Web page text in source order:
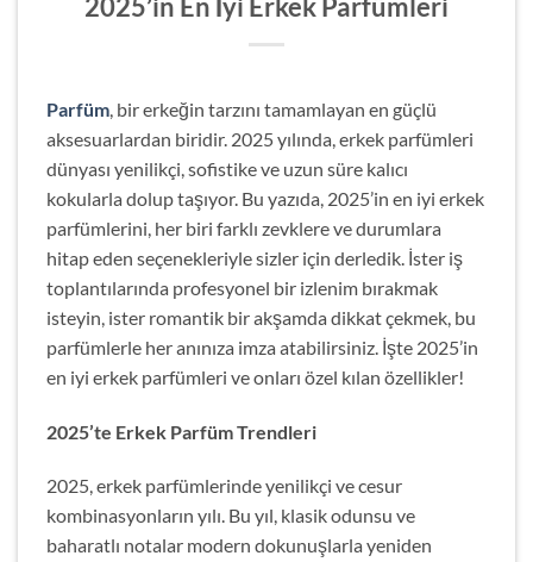
Parfüm , bir erkeğin tarzını tamamlayan en güçlü
aksesuarlardan biridir. 2025 yılında, erkek parfümleri
dünyası yenilikçi, sofistike ve uzun süre kalıcı
kokularla dolup taşıyor. Bu yazıda, 2025’in en iyi erkek
parfümlerini, her biri farklı zevklere ve durumlara
hitap eden seçenekleriyle sizler için derledik. İster iş
toplantılarında profesyonel bir izlenim bırakmak
isteyin, ister romantik bir akşamda dikkat çekmek, bu
parfümlerle her anınıza imza atabilirsiniz. İşte 2025’in
en iyi erkek parfümleri ve onları özel kılan özellikler!
2025’te Erkek Parfüm Trendleri
2025, erkek parfümlerinde yenilikçi ve cesur
kombinasyonların yılı. Bu yıl, klasik odunsu ve
baharatlı notalar modern dokunuşlarla yeniden